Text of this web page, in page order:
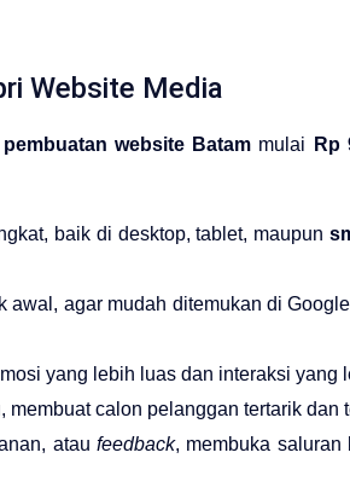
Website Media
pembuatan website Batam mulai Rp
baik di desktop, tablet, maupun
awal, agar mudah ditemukan di
yang lebih luas dan interaksi yang
calon pelanggan tertarik dan
atau feedback, membuka saluran